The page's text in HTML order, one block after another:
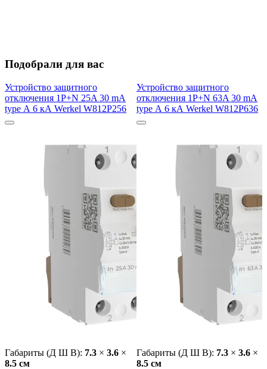
Подобрали для вас
Устройство защитного
отключения 1P+N 25A 30 mA
type А 6 кА Werkel W812P256
Габариты (Д Ш В): 7.3 × 3.6 ×
8.5 cм
Устройство защитного
отключения 1P+N 63A 30 mA
type А 6 кА Werkel W812P636
Габариты (Д Ш В): 7.3 × 3.6 ×
8.5 cм